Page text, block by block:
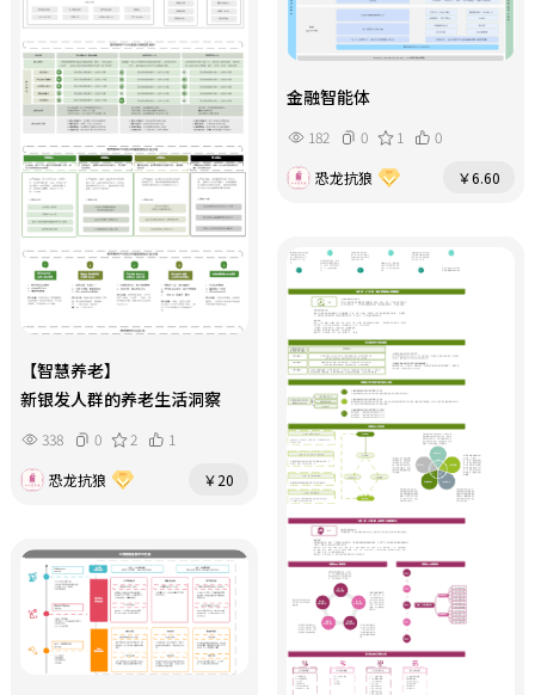
金融智能体
182 0 1
0
恐龙抗狼
￥6.60
【智慧养老】
新银发人群的养老生活洞察
338 0 2
1
恐龙抗狼
￥20